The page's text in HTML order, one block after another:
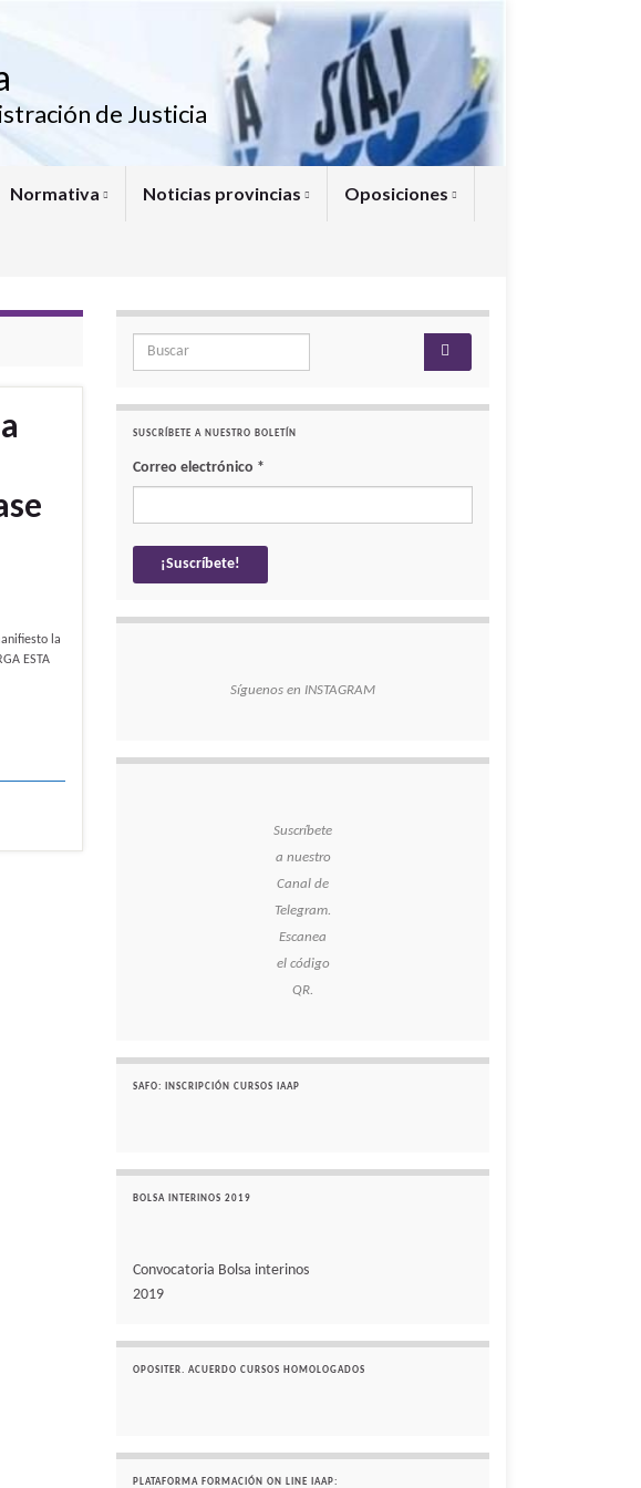
de Justicia
Normativa Noticias provincias Oposiciones
la
ESTA
Search for:
SUSCRÍBETE A NUESTRO BOLETÍN
Correo electrónico *
Síguenos en INSTAGRAM
Suscríbete
a nuestro
Canal de
Telegram.
Escanea
el código
QR.
SAFO: INSCRIPCIÓN CURSOS IAAP
BOLSA INTERINOS 2019
Convocatoria Bolsa interinos
2019
OPOSITER. ACUERDO CURSOS HOMOLOGADOS
PLATAFORMA FORMACIÓN ON LINE IAAP: